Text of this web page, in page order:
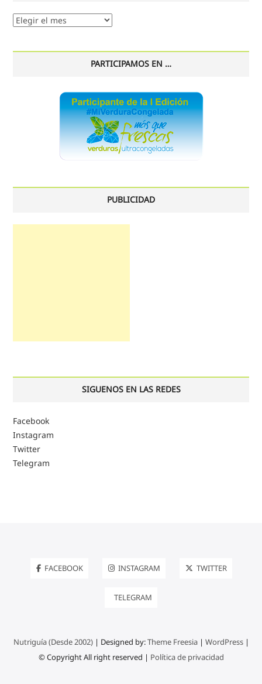
Nuestro
PARTICIPAMOS EN …
PUBLICIDAD
SIGUENOS EN LAS REDES
Facebook
Instagram
Twitter
Telegram
FACEBOOK INSTAGRAM TWITTER
TELEGRAM
Nutriguía (Desde 2002)| Designed by:Theme Freesia| WordPress|
© Copyright All right reserved | Política de privacidad